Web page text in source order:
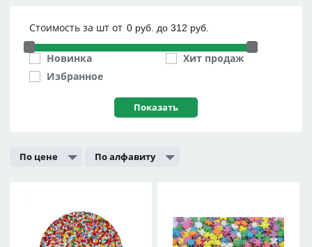
Стоимость за шт от
Новинка
Избранное
Хит продаж
По цене По алфавиту